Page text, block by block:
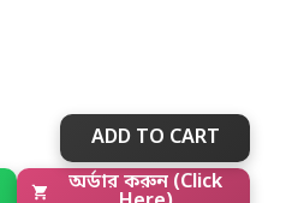
ADD TO CART
অর্ডার করুন (Click
Here)